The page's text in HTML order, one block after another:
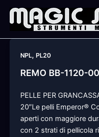
content
NPL, PL20
REMO BB-1120-00
PELLE PER
20″Le pelli Emperor®
aperti con maggiore
con 2 strati di pellicola